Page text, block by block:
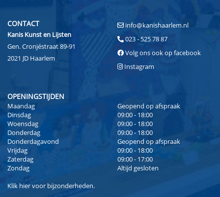
CONTACT
Kanis Kunst en Lijsten
Gen. Cronjéstraat 89-91
2021 JD Haarlem
info@kanishaarlem.nl
023 - 525 78 87
Volg ons ook op facebook
Instagram
OPENINGSTIJDEN
Maandag
Geopend op afspraak
Dinsdag
09:00 - 18:00
Woensdag
09:00 - 18:00
Donderdag
09:00 - 18:00
Donderdagavond
Geopend op afspraak
Vrijdag
09:00 - 18:00
Zaterdag
09:00 - 17:00
Zondag
Altijd gesloten
Klik hiervoor bijzonderheden.